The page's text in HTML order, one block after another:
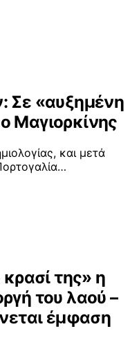
Σε «αυξημένη
Μαγιορκίνης
και μετά
της» η
του λαού –
έμφαση